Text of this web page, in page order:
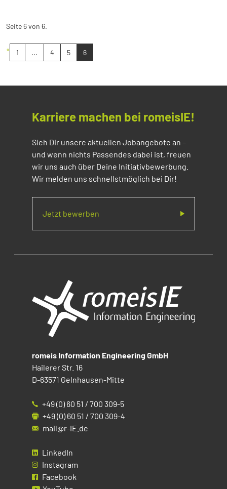
Seite 6 von 6.
« 1 ... 4 5 6
Karriere machen bei romeisIE!
Sieh Dir unsere aktuellen Jobangebote an –
und wenn nichts Passendes dabei ist, freuen
wir uns auch über Deine Initiativbewerbung.
Wir melden uns schnellstmöglich bei Dir!
Jetzt bewerben
romeis Information Engineering GmbH
Hailerer Str. 16
D-63571 Gelnhausen-Mitte
+49 (0) 60 51 / 700 309-5
+49 (0) 60 51 / 700 309-4
mail@r-IE.de
LinkedIn
Instagram
Facebook